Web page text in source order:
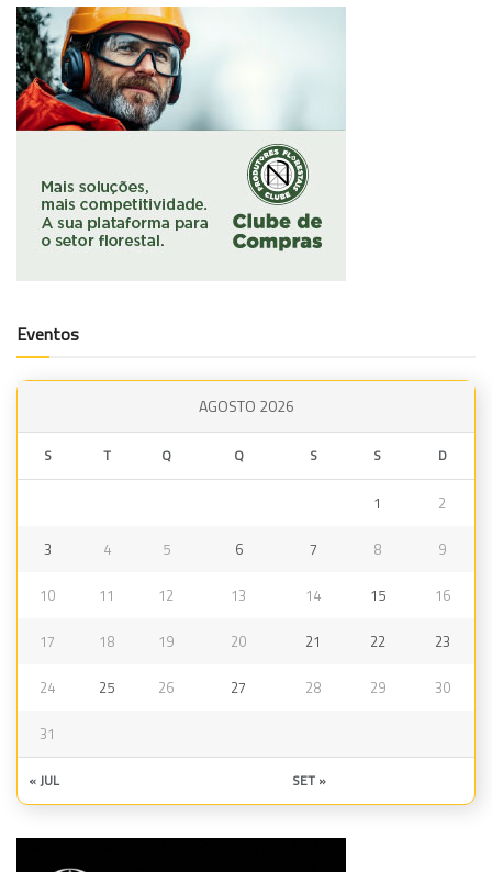
Eventos
AGOSTO 2026
S T Q Q S S D
1 2
3 4 5 6 7 8 9
10 11 12 13 14 15 16
17 18 19 20 21 22 23
24 25 26 27 28 29 30
31
« JUL SET »